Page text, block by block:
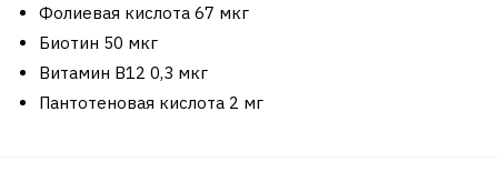
Фолиевая кислота 67 мкг
Биотин 50 мкг
Витамин В12 0,3 мкг
Пантотеновая кислота 2 мг